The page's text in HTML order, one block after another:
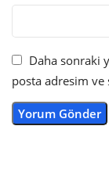
Daha sonraki
posta adresim ve